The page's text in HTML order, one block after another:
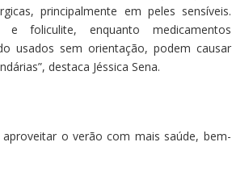
principalmente em peles sensíveis.
foliculite, enquanto medicamentos
usados sem orientação, podem causar
destaca Jéssica Sena.
o verão com mais saúde, bem-